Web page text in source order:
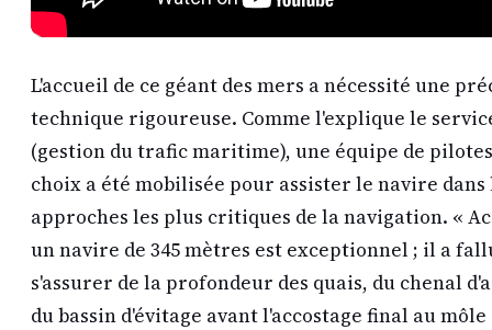
L'accueil de ce géant des mers a nécessité une
technique rigoureuse. Comme l'explique le
(gestion du trafic maritime), une équipe de
choix a été mobilisée pour assister le navire dans
approches les plus critiques de la navigation. «
un navire de 345 mètres est exceptionnel ; il a
s'assurer de la profondeur des quais, du chenal
du bassin d'évitage avant l'accostage final au môle